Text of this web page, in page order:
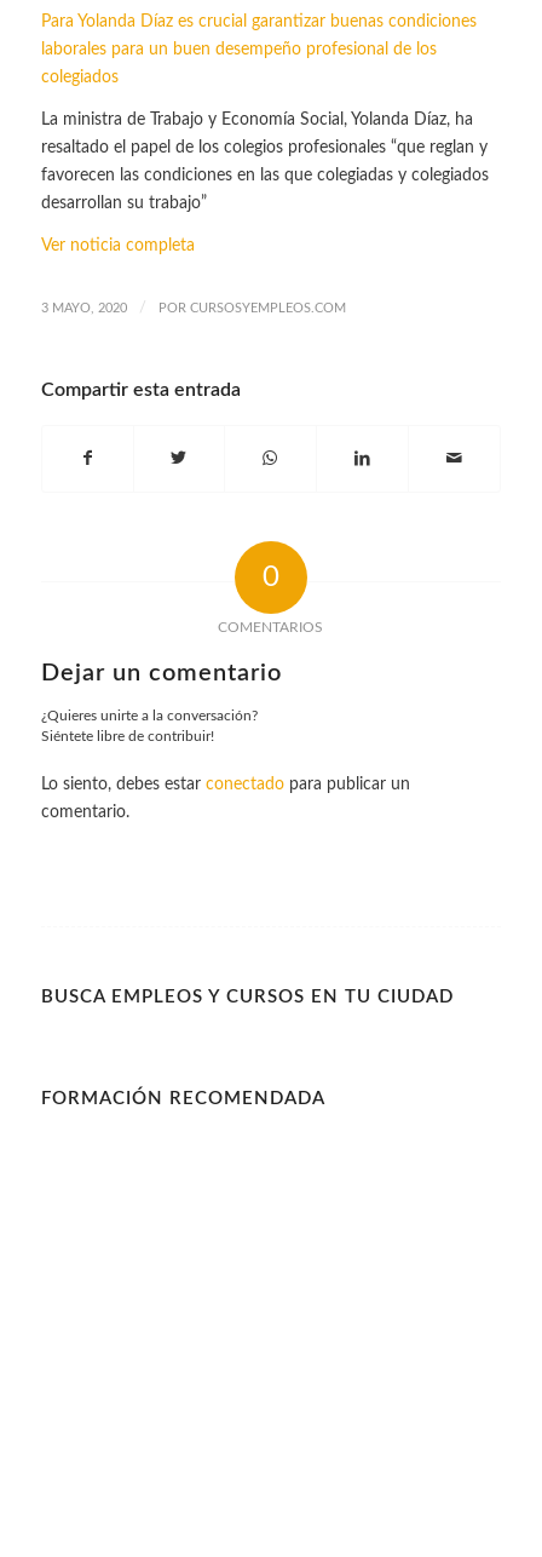
Para Yolanda Díaz es crucial garantizar buenas condiciones
laborales para un buen desempeño profesional de los
colegiados
La ministra de Trabajo y Economía Social, Yolanda Díaz, ha
resaltado el papel de los colegios profesionales “que reglan y
favorecen las condiciones en las que colegiadas y colegiados
desarrollan su trabajo”
Ver noticia completa
3 MAYO, 2020 / POR CURSOSYEMPLEOS.COM
Compartir esta entrada
0
COMENTARIOS
Dejar un comentario
¿Quieres unirte a la conversación?
Siéntete libre de contribuir!
Lo siento, debes estar conectadopara publicar un
comentario.
BUSCA EMPLEOS Y CURSOS EN TU CIUDAD
FORMACIÓN RECOMENDADA